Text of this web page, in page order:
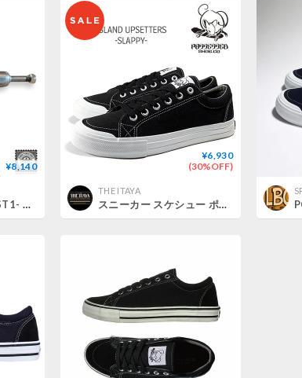
¥8,140
SLAPPY TRUCKS -ST1- CLASSIC 8
¥6,930
(30%OFF)
THE ITAYA
スニーカー スケシュー ポゼスト Possessed SHOE. CO SKATEBOARD ISLAND UPSETTERS SLAPPY （BLACK）